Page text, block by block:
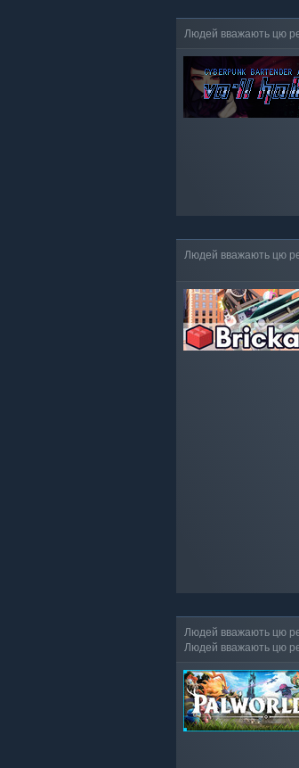
Людей вважають цю
Людей вважають цю
Людей вважають цю
Людей вважають цю